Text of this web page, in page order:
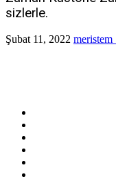
sizlerle.
Şubat 11, 2022